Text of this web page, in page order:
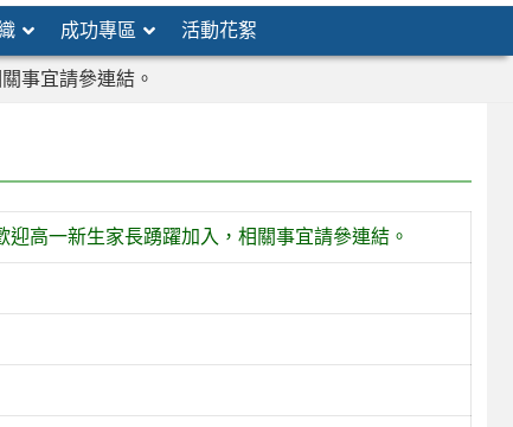
成功專區 活動花絮
事宜請參連結。
高一新生家長踴躍加入，相關事宜請參連結。